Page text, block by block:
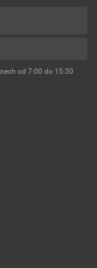
uživatel.
od 7:00 do 15:30